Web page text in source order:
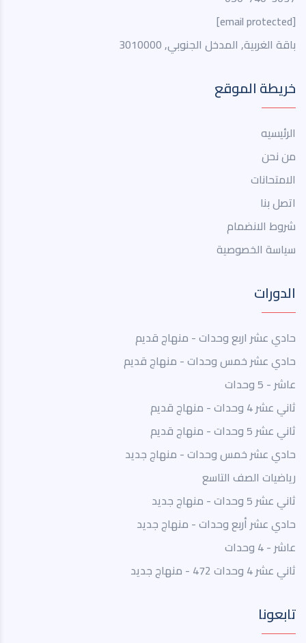
[email protected]
باقة الغربية, المدخل الجنوبي, 3010000
خريطة الموقع
الرئيسيه
من نحن
الامتحانات
اتصل بنا
شروط الانضمام
سياسة الخصوصية
الدورات
حادي عشر اربع وحدات - منهاج قديم
حادي عشر خمس وحدات - منهاج قديم
عاشر - 5 وحدات
ثاني عشر 4 وحدات - منهاج قديم
ثاني عشر 5 وحدات - منهاج قديم
حادي عشر خمس وحدات - منهاج جديد
رياضيات الصف التاسع
ثاني عشر 5 وحدات - منهاج جديد
حادي عشر أربع وحدات - منهاج جديد
عاشر - 4 وحدات
ثاني عشر 4 وحدات 472 - منهاج جديد
تابعونا